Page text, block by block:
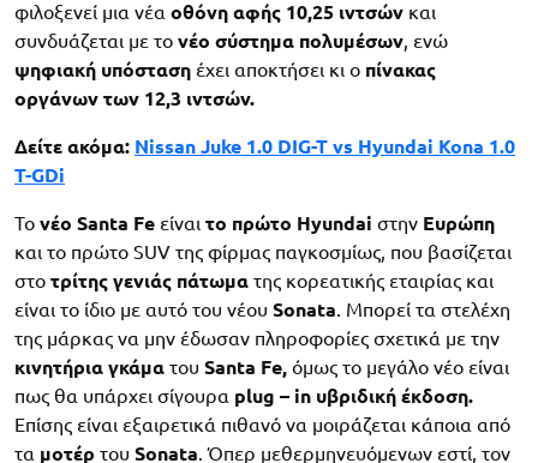
φιλοξενεί μια νέα οθόνη αφής 10,25 ιντσών και
συνδυάζεται με το νέο σύστημα πολυμέσων, ενώ
ψηφιακή υπόσταση έχει αποκτήσει κι ο πίνακας
οργάνων των 12,3 ιντσών.
Δείτε ακόμα: Nissan Juke 1.0 DIG-T vs Hyundai Kona 1.0
T-GDi
Το νέο Santa Fe είναι το πρώτο Hyundai στην Ευρώπη
και το πρώτο SUV της φίρμας παγκοσμίως, που βασίζεται
στο τρίτης γενιάς πάτωμα της κορεατικής εταιρίας και
είναι το ίδιο με αυτό του νέου Sonata. Μπορεί τα στελέχη
της μάρκας να μην έδωσαν πληροφορίες σχετικά με την
κινητήρια γκάμα του Santa Fe, όμως το μεγάλο νέο είναι
πως θα υπάρχει σίγουρα plug – in υβριδική έκδοση.
Επίσης είναι εξαιρετικά πιθανό να μοιράζεται κάποια από
τα μοτέρ του Sonata. Όπερ μεθερμηνευόμενων εστί, τον